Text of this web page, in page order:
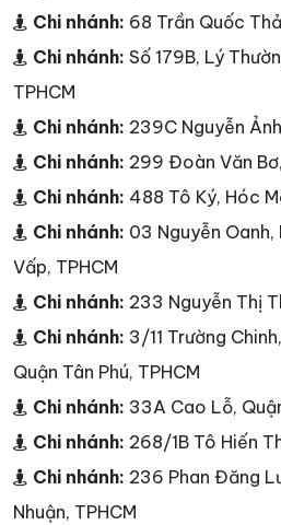
Chi nhánh: 68 Trần Quốc
Chi nhánh: Số 179B, Lý
TPHCM
Chi nhánh: 239C Nguyễn
Chi nhánh: 299 Đoàn Văn
Chi nhánh: 488 Tô Ký, Hóc
Chi nhánh: 03 Nguyễn Oanh,
Vấp, TPHCM
Chi nhánh: 233 Nguyễn Thị
Chi nhánh: 3/11 Trường
Quận Tân Phú, TPHCM
Chi nhánh: 33A Cao Lỗ,
Chi nhánh: 268/1B Tô Hiến
Chi nhánh: 236 Phan Đăng
Nhuận, TPHCM